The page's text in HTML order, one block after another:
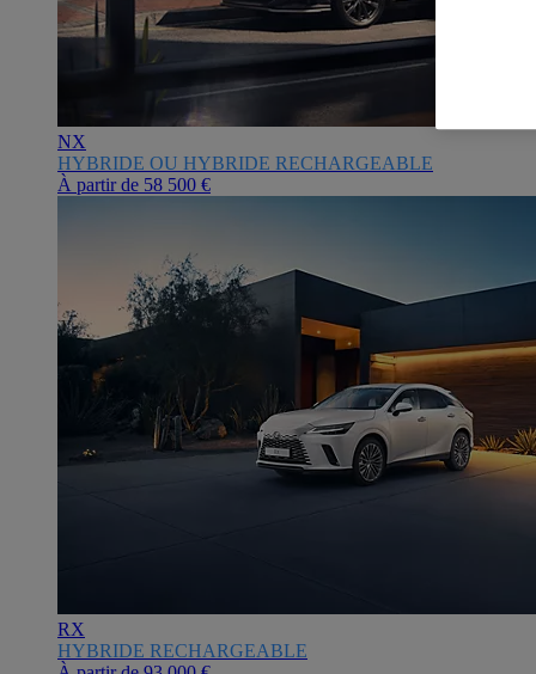
NX
HYBRIDE OU HYBRIDE RECHARGEABLE
À partir de 58 500 €
RX
HYBRIDE RECHARGEABLE